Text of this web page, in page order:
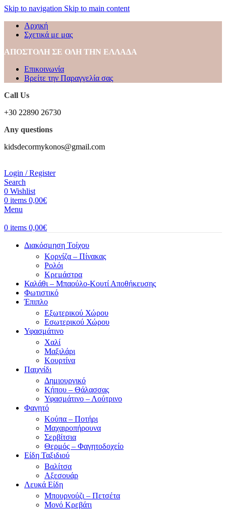
Skip to navigation Skip to main content
Αρχική
Σχετικά με μας
ΑΠΟΣΤΟΛΗ ΣΕ ΟΛΗ ΤΗΝ ΕΛΛΑΔΑ
Επικοινωνία
Βρείτε την Παραγγελία σας
Call Us
+30 22890 26730
Any questions
kidsdecormykonos@gmail.com
Login / Register
Search
0 Wishlist
0 items 0,00€
Menu
0 items 0,00€
Διακόσμηση Τοίχου
Κορνίζα – Πίνακας
Ρολόι
Κρεμάστρα
Καλάθι – Μπαούλο-Κουτί Αποθήκευσης
Φωτιστικό
Έπιπλο
Εξωτερικού Χώρου
Εσωτερικού Χώρου
Υφασμάτινο
Χαλί
Μαξιλάρι
Κουρτίνα
Παιχνίδι
Δημιουργικό
Κήπου – Θάλασσας
Υφασμάτινο – Λούτρινο
Φαγητό
Κούπα – Ποτήρι
Μαχαιροπήρουνα
Σερβίτσια
Θερμός – Φαγητοδοχείο
Είδη Ταξιδιού
Βαλίτσα
Αξεσουάρ
Λευκά Είδη
Μπουρνούζι – Πετσέτα
Μονό Κρεβάτι